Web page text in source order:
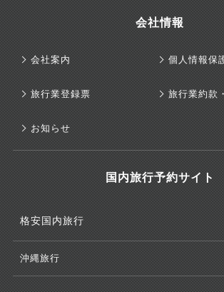
会社情報
会社案内 個人情報保
旅行業登録票 旅行業約款
お知らせ
国内旅行予約サイト
格安国内旅行
沖縄旅行